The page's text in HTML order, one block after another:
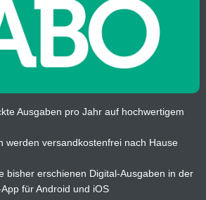
Ausgaben pro Jahr auf hochwertigem
werden versandkostenfrei nach Hause
bisher erschienen Digital-Ausgaben in der
für Android und iOS